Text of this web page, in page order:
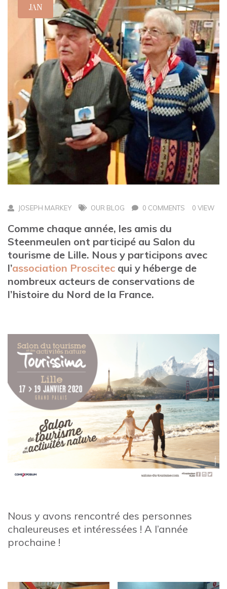
JAN
JOSEPH MARKEY OUR BLOG 0 COMMENTS 0 VIEW
Comme chaque année, les amis du
Steenmeulen ont participé au Salon du
tourisme de Lille. Nous y participons avec
l’association Proscitec qui y héberge de
nombreux acteurs de conservations de
l’histoire du Nord de la France.
Nous y avons rencontré des personnes
chaleureuses et intéressées ! A l’année
prochaine !